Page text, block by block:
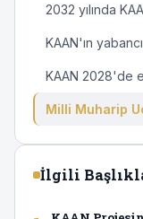
2032 yılında
KAAN'ın
KAAN 2028'de
Milli Muharip
İlgili